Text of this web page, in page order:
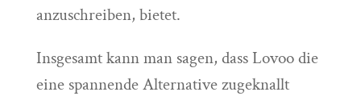
anzuschreiben, bietet.
Insgesamt kann man sagen, dass Lovoo die
eine spannende Alternative zugeknallt